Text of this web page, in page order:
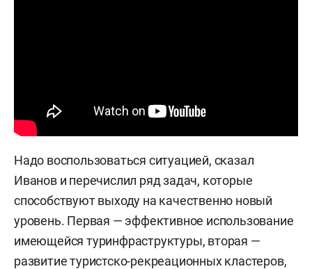
Надо воспользоваться ситуацией, сказал
Иванов и перечислил ряд задач, которые
способствуют выходу на качественно новый
уровень. Первая — эффективное использование
имеющейся туринфраструктуры, вторая —
развитие туристско-рекреационных кластеров,